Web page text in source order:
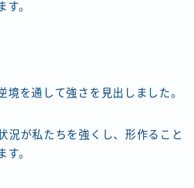
す。
境を通して強さを見出しました。
況が私たちを強くし、形作ること
す。